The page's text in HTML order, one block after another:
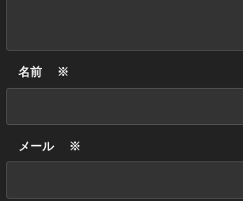
名前 ※
メール ※